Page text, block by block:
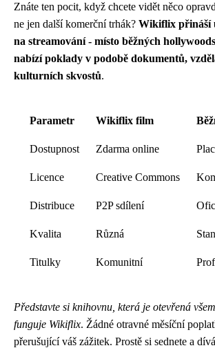
Znáte ten pocit, když chcete vidět něco
ne jen další komerční trhák? Wikiflix přináší
na streamování - místo běžných
nabízí poklady v podobě dokumentů,
kulturních skvostů.
Parametr Wikiflix film
Dostupnost Zdarma online
Licence Creative Commons
Distribuce P2P sdílení
Kvalita Různá
Titulky Komunitní
Představte si knihovnu, která je otevřená
funguje Wikiflix. Žádné otravné měsíční
přerušující váš zážitek. Prostě si sednete a